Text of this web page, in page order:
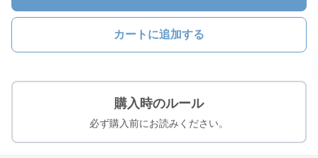
カートに追加する
購入時のルール
必ず購入前にお読みください。